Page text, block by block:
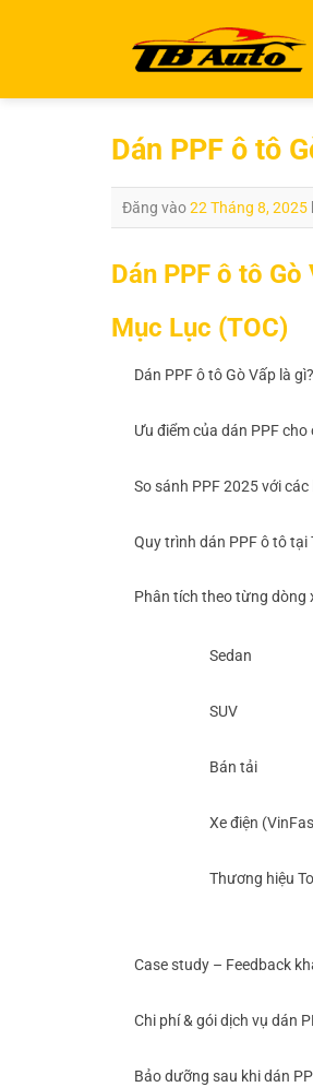
dung
Dán PPF ô tô
Đăng vào22 Tháng 8, 2025
Dán PPF ô tô
Mục Lục (TOC)
Dán PPF ô tô Gò Vấp là gì?
Ưu điểm của dán PPF cho
So sánh PPF 2025 với
Quy trình dán PPF ô tô
Phân tích theo từng dòng
Sedan
SUV
Bán tải
Xe điện
Thương hiệu
Case study – Feedback
Chi phí & gói dịch vụ dán
Bảo dưỡng sau khi dán